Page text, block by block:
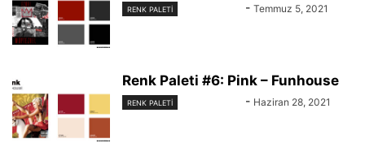
RENK PALETİ - Temmuz 5, 2021
Renk Paleti #6: Pink – Funhouse
RENK PALETİ - Haziran 28, 2021